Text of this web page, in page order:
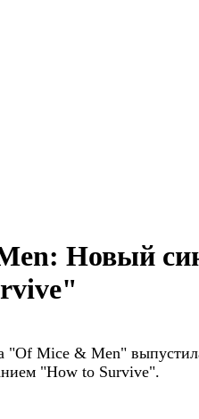
Новый
"Of Mice & Men"
"How to Survive".